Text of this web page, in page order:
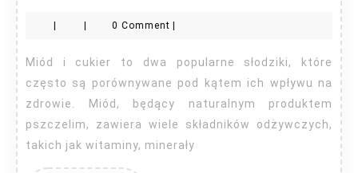
jest
zdrowszy
od
cukru?
| | 0 Comment |
Miód i cukier to dwa popularne słodziki, które
często są porównywane pod kątem ich wpływu na
zdrowie. Miód, będący naturalnym produktem
pszczelim, zawiera wiele składników odżywczych,
takich jak witaminy, minerały